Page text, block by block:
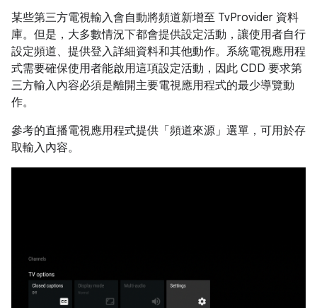
某些第三方電視輸入會自動將頻道新增至 TvProvider 資料
庫。但是，大多數情況下都會提供設定活動，讓使用者自行
設定頻道、提供登入詳細資料和其他動作。系統電視應用程
式需要確保使用者能啟用這項設定活動，因此 CDD 要求第
三方輸入內容必須是離開主要電視應用程式的最少導覽動
作。
參考的直播電視應用程式提供「頻道來源」選單，可用於存
取輸入內容。